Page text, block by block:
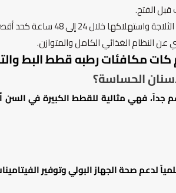
الفتح.
خلال 24 إلى 48 ساعة كحد أقصى.
النظام الغذائي الكامل والمتوازن.
كات مكافئات رطبه قطط البط
الحساسة؟
جداً، فهي مثالية للقطط الكبيرة في
صحة الجهاز البولي وتوفير